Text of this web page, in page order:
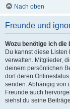
Nach oben
Freunde und
Wozu benötige ich
Du kannst diese
verwalten. Mitglieder,
deinem persönlichen
dort deren
senden. Abhängig von
Freunde auch
siehst du seine